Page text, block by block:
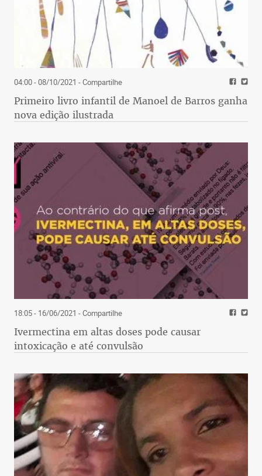
04:00 - 08/10/2021 - Compartilhe
Primeiro livro infantil de Manoel de Barros ganha
nova edição ilustrada
18:05 - 16/06/2021 - Compartilhe
Ivermectina em altas doses pode causar
intoxicação e até convulsão